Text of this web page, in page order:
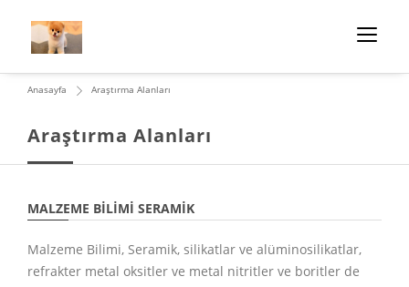
Araştırma Alanları
Anasayfa Araştırma Alanları
MALZEME BILIMI SERAMIK
Malzeme Bilimi, Seramik, silikatlar ve alüminosilikatlar,
refrakter metal oksitler ve metal nitritler ve boritler de